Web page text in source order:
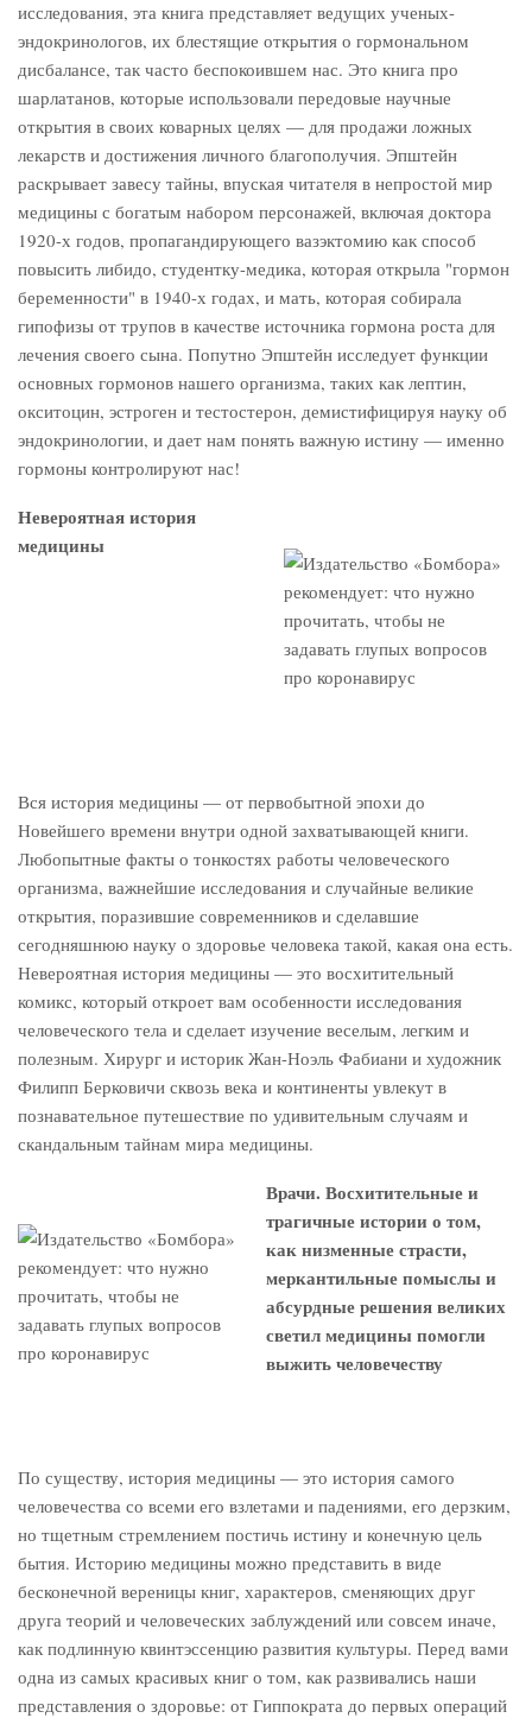
исследования, эта книга представляет ведущих ученых-
эндокринологов, их блестящие открытия о гормональном
дисбалансе, так часто беспокоившем нас. Это книга про
шарлатанов, которые использовали передовые научные
открытия в своих коварных целях — для продажи ложных
лекарств и достижения личного благополучия. Эпштейн
раскрывает завесу тайны, впуская читателя в непростой мир
медицины с богатым набором персонажей, включая доктора
1920-х годов, пропагандирующего вазэктомию как способ
повысить либидо, студентку-медика, которая открыла "гормон
беременности" в 1940-х годах, и мать, которая собирала
гипофизы от трупов в качестве источника гормона роста для
лечения своего сына. Попутно Эпштейн исследует функции
основных гормонов нашего организма, таких как лептин,
окситоцин, эстроген и тестостерон, демистифицируя науку об
эндокринологии, и дает нам понять важную истину — именно
гормоны контролируют нас!
Невероятная история
медицины
Вся история медицины — от первобытной эпохи до
Новейшего времени внутри одной захватывающей книги.
Любопытные факты о тонкостях работы человеческого
организма, важнейшие исследования и случайные великие
открытия, поразившие современников и сделавшие
сегодняшнюю науку о здоровье человека такой, какая она есть.
Невероятная история медицины — это восхитительный
комикс, который откроет вам особенности исследования
человеческого тела и сделает изучение веселым, легким и
полезным. Хирург и историк Жан-Ноэль Фабиани и художник
Филипп Берковичи сквозь века и континенты увлекут в
познавательное путешествие по удивительным случаям и
скандальным тайнам мира медицины.
Врачи. Восхитительные и
трагичные истории о том,
как низменные страсти,
меркантильные помыслы и
абсурдные решения великих
светил медицины помогли
выжить человечеству
По существу, история медицины — это история самого
человечества со всеми его взлетами и падениями, его дерзким,
но тщетным стремлением постичь истину и конечную цель
бытия. Историю медицины можно представить в виде
бесконечной вереницы книг, характеров, сменяющих друг
друга теорий и человеческих заблуждений или совсем иначе,
как подлинную квинтэссенцию развития культуры. Перед вами
одна из самых красивых книг о том, как развивались наши
представления о здоровье: от Гиппократа до первых операций